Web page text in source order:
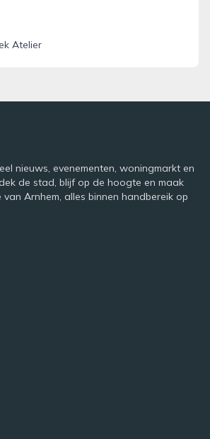
Atelier
nieuws, evenementen, woningmarkt en
de stad, blijf op de hoogte en maak
Arnhem, alles binnen handbereik op